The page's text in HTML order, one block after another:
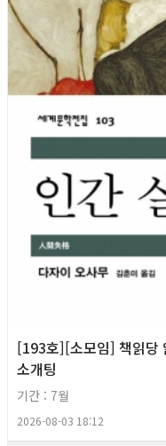
[193호][소모임] 책읽당
소개팅
기간 : 7월
2026-08-03 18:12